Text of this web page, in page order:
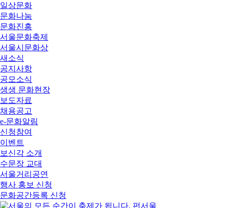
일상문화
문화나눔
문화진흥
서울문화축제
서울시문화상
새소식
공지사항
공모소식
생생 문화현장
보도자료
채용공고
e-문화알림
신청참여
이벤트
보신각 소개
수문장 교대
서울거리공연
행사 홍보 신청
문화공간등록 신청